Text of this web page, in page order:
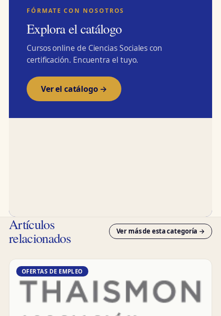
FÓRMATE CON NOSOTROS
Explora el catálogo
Cursos online de Ciencias Sociales con
certificación. Encuentra el tuyo.
Ver el catálogo →
Artículos
relacionados Ver más de esta categoría →
OFERTAS DE EMPLEO